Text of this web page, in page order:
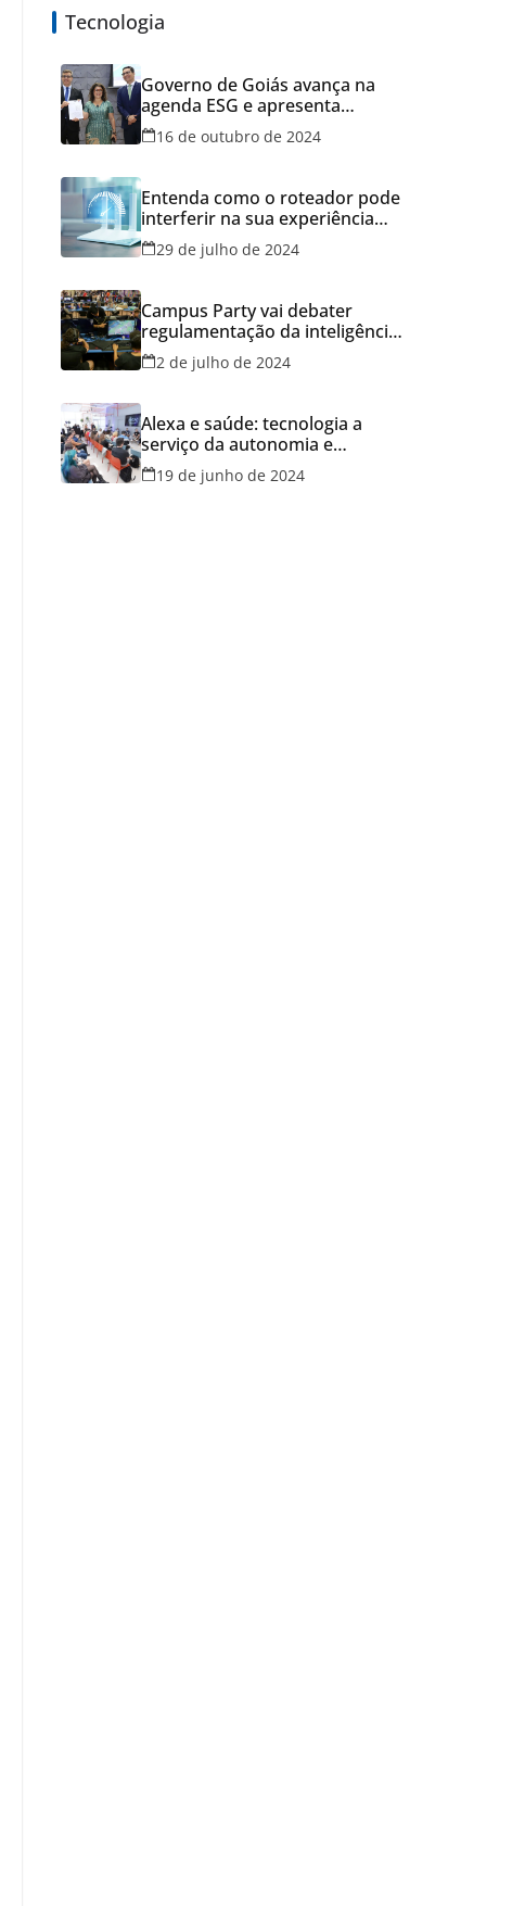
Tecnologia
Governo de Goiás avança na
agenda ESG e apresenta
resultados do Recicla Goiás
16 de outubro de 2024
Entenda como o roteador pode
interferir na sua experiência
online
29 de julho de 2024
Campus Party vai debater
regulamentação da inteligência
artificial
2 de julho de 2024
Alexa e saúde: tecnologia a
serviço da autonomia e
qualidade de vida
19 de junho de 2024